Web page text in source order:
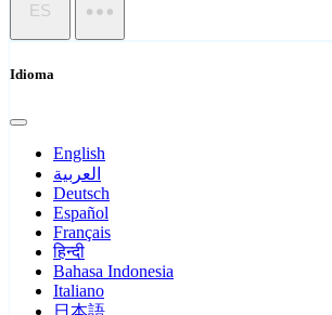
ES
Idioma
English
العربية
Deutsch
Español
Français
हिन्दी
Bahasa Indonesia
Italiano